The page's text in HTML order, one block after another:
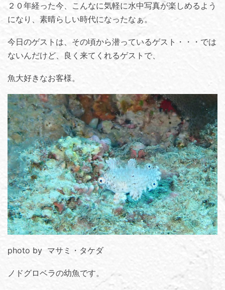
２０年経った今、こんなに気軽に水中写真が楽しめるよう
になり、素晴らしい時代になったなぁ。
今日のゲストは、その頃から潜っているゲスト・・・では
ないんだけど、良く来てくれるゲストで、
魚大好きなお客様。
photo by マサミ・タケダ
ノドグロベラの幼魚です。